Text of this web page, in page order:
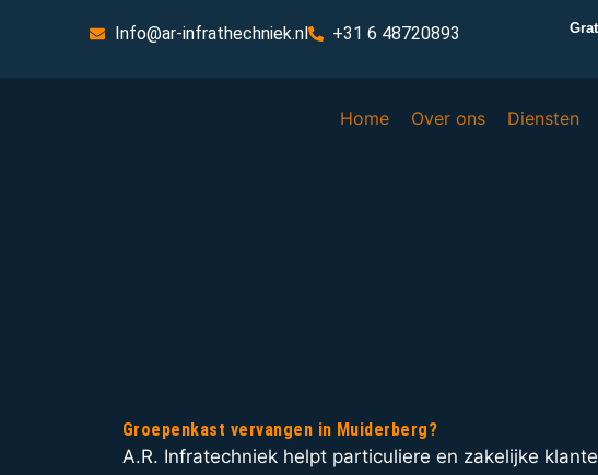
Info@ar-infrathechniek.nl +31 6 48720893
Home Over ons Diensten
Groepenkast vervangen in Muiderberg?
A.R. Infratechniek helpt particuliere en zakelijke